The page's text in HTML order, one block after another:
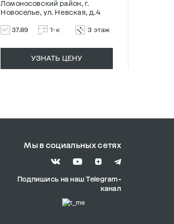
Ломоносовский район, г.
Новоселье, ул. Невская, д.4
37.89 1-к 3 этаж
УЗНАТЬ ЦЕНУ
Мы в социальных сетях
Подпишись на наш Telegram-
канал